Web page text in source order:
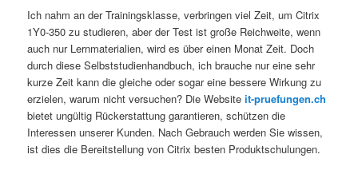
Ich nahm an der Trainingsklasse, verbringen viel Zeit, um Citrix
1Y0-350 zu studieren, aber der Test ist große Reichweite, wenn
auch nur Lernmaterialien, wird es über einen Monat Zeit. Doch
durch diese Selbststudienhandbuch, ich brauche nur eine sehr
kurze Zeit kann die gleiche oder sogar eine bessere Wirkung zu
erzielen, warum nicht versuchen? Die Websiteit-pruefungen.ch
bietet ungültig Rückerstattung garantieren, schützen die
Interessen unserer Kunden. Nach Gebrauch werden Sie wissen,
ist dies die Bereitstellung von Citrix besten Produktschulungen.